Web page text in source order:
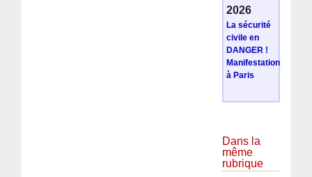
2026
La sécurité
civile en
DANGER !
Manifestation
à Paris
Dans la
même
rubrique